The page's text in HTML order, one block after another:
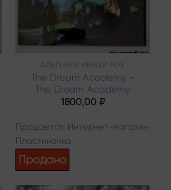
АЛЬТЕРНАТИВНЫЙ РОК
The Dream Academy –
The Dream Academy
1800,00 ₽
Продается: Интернет-магазин
Пластиночка
Продано